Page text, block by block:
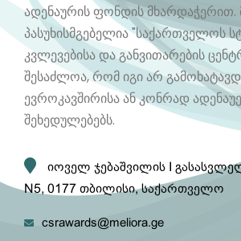
ადენაურის ფონდის მხარდაჭერით.
პასუხისმგებელია "საქართველოს
კვლევებისა და განვითარების
შესაძლოა, რომ იგი არ
ევროკავშირისა ან კონრად
შეხედულებებს.
იოველ ჯებაშვილის I
N5, 0177 თბილისი, საქართველო
csrawards@meliora.ge